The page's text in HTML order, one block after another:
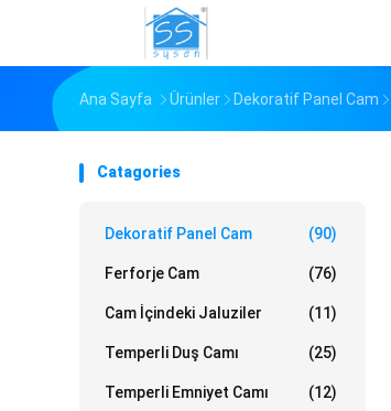
Ana Sayfa Ürünler Dekoratif Panel Cam
Catagories
Dekoratif Panel Cam (90)
Ferforje Cam (76)
Cam İçindeki Jaluziler (11)
Temperli Duş Camı (25)
Temperli Emniyet Camı (12)